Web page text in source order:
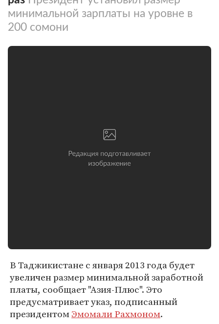
минимальной зарплаты на уровне в
200 сомони
В Таджикистане с января 2013 года будет
увеличен размер минимальной заработной
платы, сообщает "Азия-Плюс". Это
предусматривает указ, подписанный
президентомЭмомали Рахмоном.